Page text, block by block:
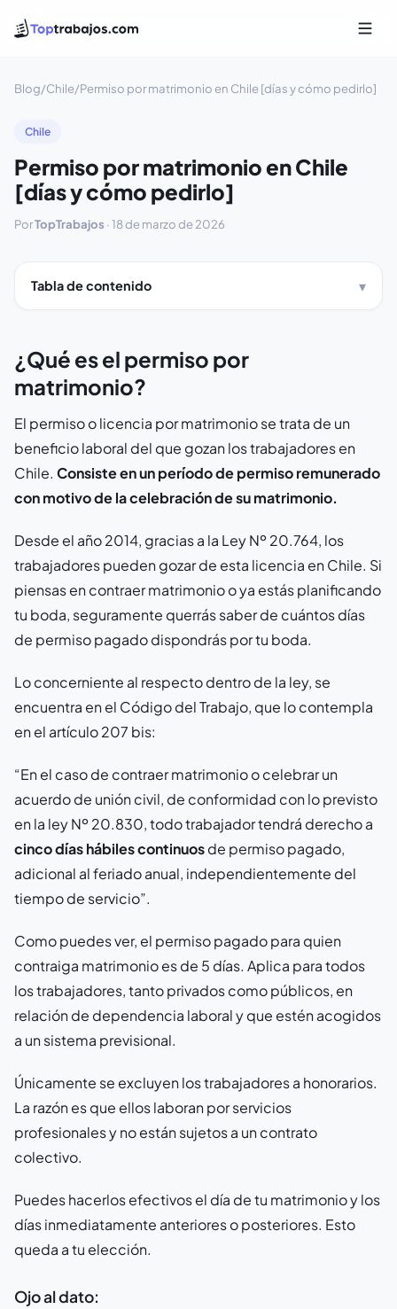
Blog/Chile/Permiso por matrimonio en Chile [días y cómo pedirlo]
Chile
Permiso por matrimonio en Chile
[días y cómo pedirlo]
PorTopTrabajos ·18 de marzo de 2026
Tabla de contenido
¿Qué es el permiso por
matrimonio?
El permiso o licencia por matrimonio se trata de un
beneficio laboral del que gozan los trabajadores en
Chile. Consiste en un período de permiso remunerado
con motivo de la celebración de su matrimonio.
Desde el año 2014, gracias a la Ley Nº 20.764, los
trabajadores pueden gozar de esta licencia en Chile. Si
piensas en contraer matrimonio o ya estás planificando
tu boda, seguramente querrás saber de cuántos días
de permiso pagado dispondrás por tu boda.
Lo concerniente al respecto dentro de la ley, se
encuentra en el Código del Trabajo, que lo contempla
en el artículo 207 bis:
“En el caso de contraer matrimonio o celebrar un
acuerdo de unión civil, de conformidad con lo previsto
en la ley Nº 20.830, todo trabajador tendrá derecho a
cinco días hábiles continuosde permiso pagado,
adicional al feriado anual, independientemente del
tiempo de servicio”.
Como puedes ver, el permiso pagado para quien
contraiga matrimonio es de 5 días. Aplica para todos
los trabajadores, tanto privados como públicos, en
relación de dependencia laboral y que estén acogidos
a un sistema previsional.
Únicamente se excluyen los trabajadores a honorarios.
La razón es que ellos laboran por servicios
profesionales y no están sujetos a un contrato
colectivo.
Puedes hacerlos efectivos el día de tu matrimonio y los
días inmediatamente anteriores o posteriores. Esto
queda a tu elección.
Ojo al dato: